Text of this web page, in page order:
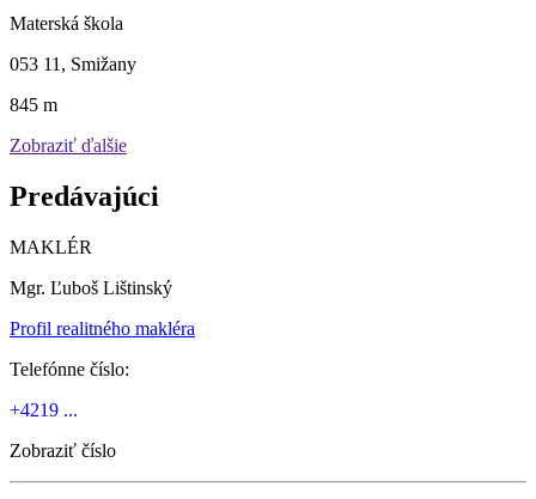
Materská škola
053 11, Smižany
845 m
Zobraziť ďalšie
Predávajúci
MAKLÉR
Mgr. Ľuboš Lištinský
Profil realitného makléra
Telefónne číslo:
+4219 ...
Zobraziť číslo